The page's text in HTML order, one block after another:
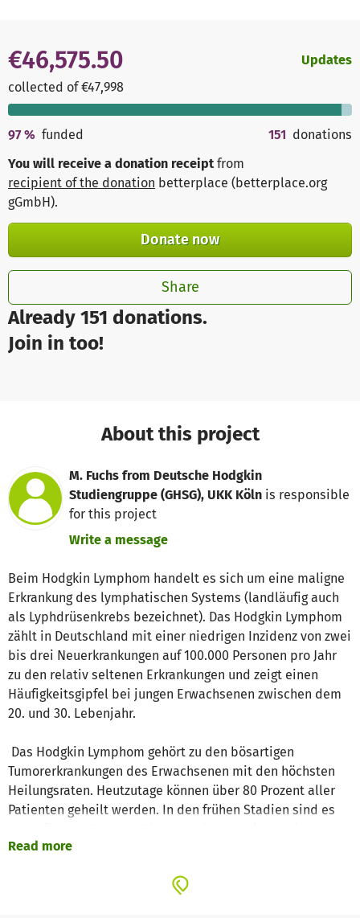
Already 151 donations.
Join in too!
€46,575.50
collected of €47,998
Updates
97% funded 151 donations
You will receive a donation receipt from
recipient of the donation betterplace (betterplace.org
gGmbH).
Donate now
Share
About this project
M. Fuchs from Deutsche Hodgkin
Studiengruppe (GHSG), UKK Köln is responsible
for this project
Write a message
Beim Hodgkin Lymphom handelt es sich um eine maligne
Erkrankung des lymphatischen Systems (landläufig auch
als Lyphdrüsenkrebs bezeichnet). Das Hodgkin Lymphom
zählt in Deutschland mit einer niedrigen Inzidenz von zwei
bis drei Neuerkrankungen auf 100.000 Personen pro Jahr
zu den relativ seltenen Erkrankungen und zeigt einen
Häufigkeitsgipfel bei jungen Erwachsenen zwischen dem
20. und 30. Lebenjahr.
Das Hodgkin Lymphom gehört zu den bösartigen
Tumorerkrankungen des Erwachsenen mit den höchsten
Heilungsraten. Heutzutage können über 80 Prozent aller
Patienten geheilt werden. In den frühen Stadien sind es
und konsequente Behandlung in einem erfahrenen
Read more